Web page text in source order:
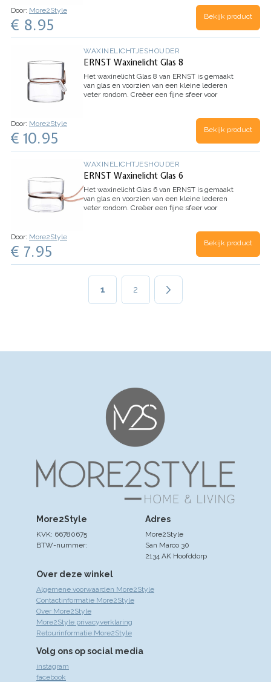
Door: More2Style
€ 8.95 Bekijk product
WAXINELICHTJESHOUDER
ERNST Waxinelicht Glas 8
Het waxinelicht Glas 8 van ERNST is gemaakt
van glas en voorzien van een kleine lederen
veter rondom. Creëer een fijne sfeer voor
Door: More2Style
€ 10.95 Bekijk product
WAXINELICHTJESHOUDER
ERNST Waxinelicht Glas 6
Het waxinelicht Glas 6 van ERNST is gemaakt
van glas en voorzien van een kleine lederen
veter rondom. Creëer een fijne sfeer voor
Door: More2Style
€ 7.95 Bekijk product
Paginering
Huidige
1 Page
2
Over deze winkel
Algemene voorwaarden More2Style
Contactinformatie More2Style
Over More2Style
More2Style privacyverklaring
Retourinformatie More2Style
Volg ons op social media
instagram
facebook
Adres
More2Style
San Marco 30
2134 AK Hoofddorp
More2Style
KVK: 66780675
BTW-nummer: